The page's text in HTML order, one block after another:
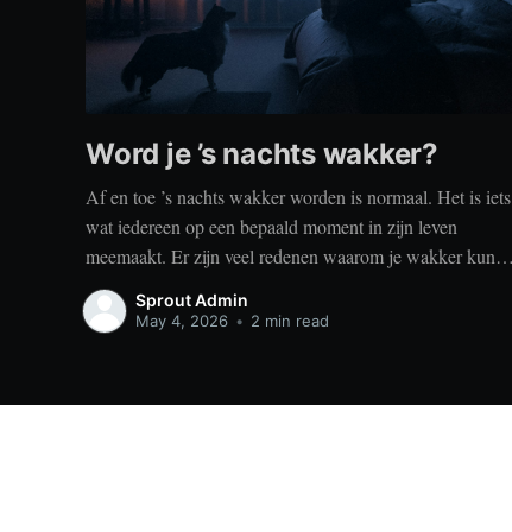
Word je ’s nachts wakker?
Af en toe ’s nachts wakker worden is normaal. Het is iets
wat iedereen op een bepaald moment in zijn leven
meemaakt. Er zijn veel redenen waarom je wakker kunt
worden, zoals stress, naar het toilet moeten, je omgeving
of medische aandoeningen die je slaap beïnvloeden. Dit
Sprout Admin
May 4, 2026 • 2 min read